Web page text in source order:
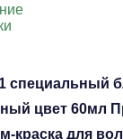
специальный
цвет 60мл
краска для